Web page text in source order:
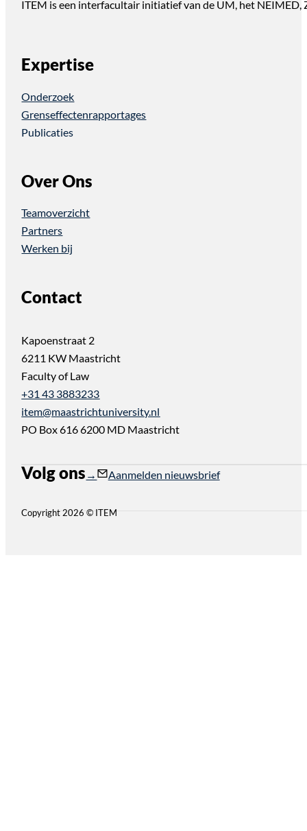
ITEM is een interfacultair initiatief van de UM, het NEIMED,
Expertise
Onderzoek
Grenseffectenrapportages
Publicaties
Over Ons
Teamoverzicht
Partners
Werken bij
Contact
Kapoenstraat 2
6211 KW Maastricht
Faculty of Law
+31 43 3883233
item@maastrichtuniversity.nl
PO Box 616 6200 MD Maastricht
Volg ons Follow us on Instagram
Follow us on YouTube
Aanmelden nieuwsbrief
Copyright 2026 © ITEM